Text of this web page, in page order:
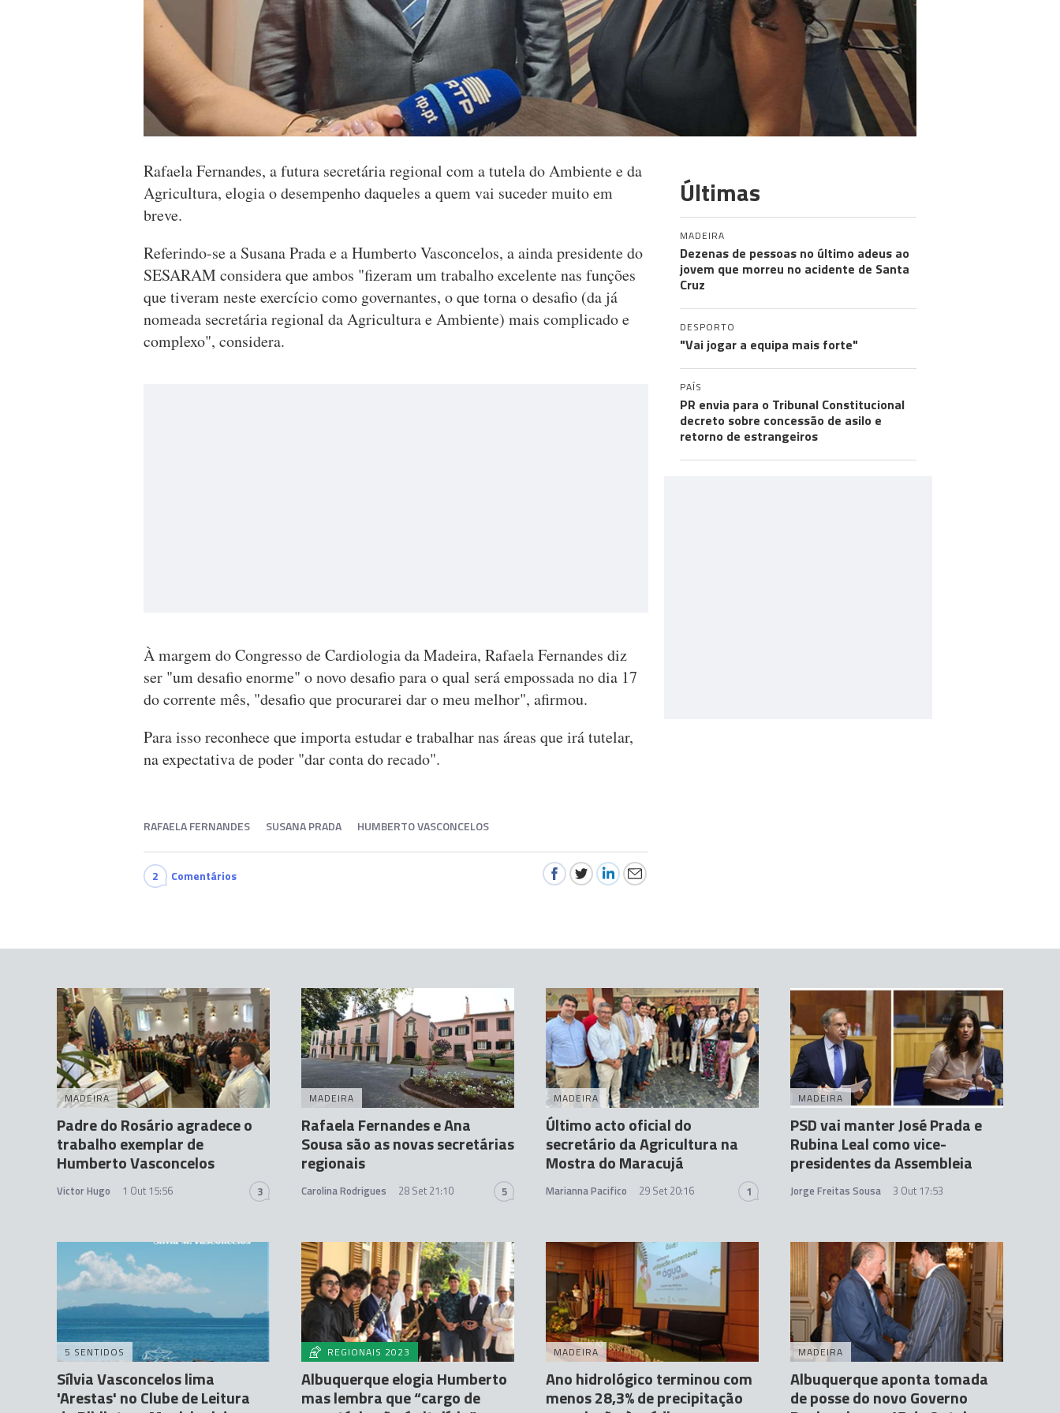
Rafaela Fernandes, a futura secretária regional com a tutela do Ambiente e da
Agricultura, elogia o desempenho daqueles a quem vai suceder muito em
breve.
Referindo-se a Susana Prada e a Humberto Vasconcelos, a ainda presidente do
SESARAM considera que ambos "fizeram um trabalho excelente nas funções
que tiveram neste exercício como governantes, o que torna o desafio (da já
nomeada secretária regional da Agricultura e Ambiente) mais complicado e
complexo", considera.
À margem do Congresso de Cardiologia da Madeira, Rafaela Fernandes diz
ser "um desafio enorme" o novo desafio para o qual será empossada no dia 17
do corrente mês, "desafio que procurarei dar o meu melhor", afirmou.
Para isso reconhece que importa estudar e trabalhar nas áreas que irá tutelar,
na expectativa de poder "dar conta do recado".
RAFAELA FERNANDES SUSANA PRADA HUMBERTO VASCONCELOS
2 Comentários
Últimas
MADEIRA
Dezenas de pessoas no último adeus ao
jovem que morreu no acidente de Santa
Cruz
DESPORTO
"Vai jogar a equipa mais forte"
PAÍS
PR envia para o Tribunal Constitucional
decreto sobre concessão de asilo e
retorno de estrangeiros
MADEIRA
Padre do Rosário agradece o
trabalho exemplar de
Humberto Vasconcelos
Victor Hugo 1 Out 15:56 3
MADEIRA
Rafaela Fernandes e Ana
Sousa são as novas secretárias
regionais
Carolina Rodrigues 28 Set 21:10 5
MADEIRA
Último acto oficial do
secretário da Agricultura na
Mostra do Maracujá
Marianna Pacifico 29 Set 20:16 1
MADEIRA
PSD vai manter José Prada e
Rubina Leal como vice-
presidentes da Assembleia
Jorge Freitas Sousa 3 Out 17:53
5 SENTIDOS
Sílvia Vasconcelos lima
'Arestas' no Clube de Leitura
REGIONAIS 2023
Albuquerque elogia Humberto
mas lembra que “cargo de
MADEIRA
Ano hidrológico terminou com
menos 28,3% de precipitação
MADEIRA
Albuquerque aponta tomada
de posse do novo Governo